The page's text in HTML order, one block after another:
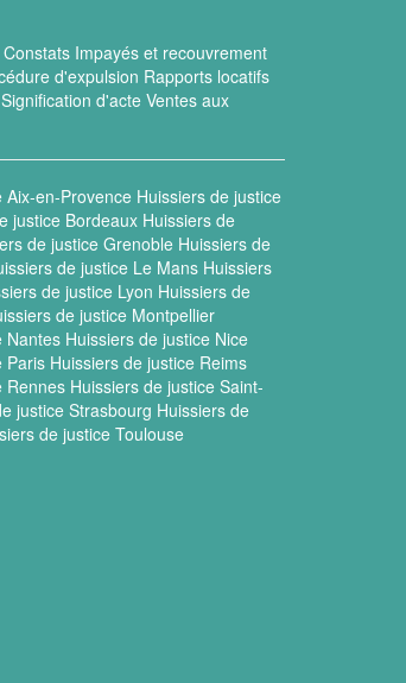
Constats Impayés et recouvrement
d'expulsion Rapports locatifs
Signification d'acte Ventes aux
Aix-en-Provence Huissiers de justice
justice Bordeaux Huissiers de
de justice Grenoble Huissiers de
de justice Le Mans Huissiers
de justice Lyon Huissiers de
de justice Montpellier
Nantes Huissiers de justice Nice
Paris Huissiers de justice Reims
Rennes Huissiers de justice Saint-
justice Strasbourg Huissiers de
de justice Toulouse